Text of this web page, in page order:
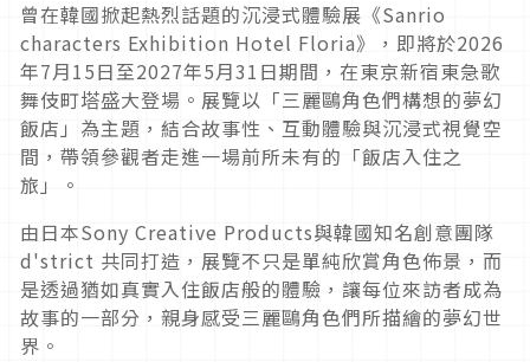
曾在韓國掀起熱烈話題的沉浸式體驗展《Sanrio
characters Exhibition Hotel Floria》，即將於2026
年7月15日至2027年5月31日期間，在東京新宿東急歌
舞伎町塔盛大登場。展覽以「三麗鷗角色們構想的夢幻
飯店」為主題，結合故事性、互動體驗與沉浸式視覺空
間，帶領參觀者走進一場前所未有的「飯店入住之
旅」。
由日本Sony Creative Products與韓國知名創意團隊
d'strict 共同打造，展覽不只是單純欣賞角色佈景，而
是透過猶如真實入住飯店般的體驗，讓每位來訪者成為
故事的一部分，親身感受三麗鷗角色們所描繪的夢幻世
界。